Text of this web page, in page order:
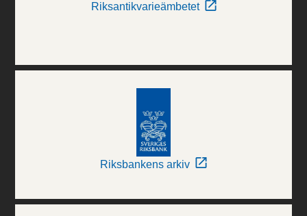
Riksantikvarieämbetet
Riksbankens arkiv